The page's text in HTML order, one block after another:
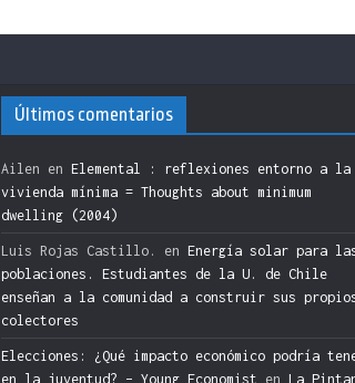
Últimos comentarios
Ailen en Elemental : reflexiones entorno a la
vivienda mínima = Thoughts about minimum
dwelling (2004)
Luis Rojas Castillo. en Energía solar para
poblaciones. Estudiantes de la U. de Chile
enseñan a la comunidad a construir sus
colectores
Elecciones: ¿Qué impacto económico podría
en la juventud? – Young Economist en La